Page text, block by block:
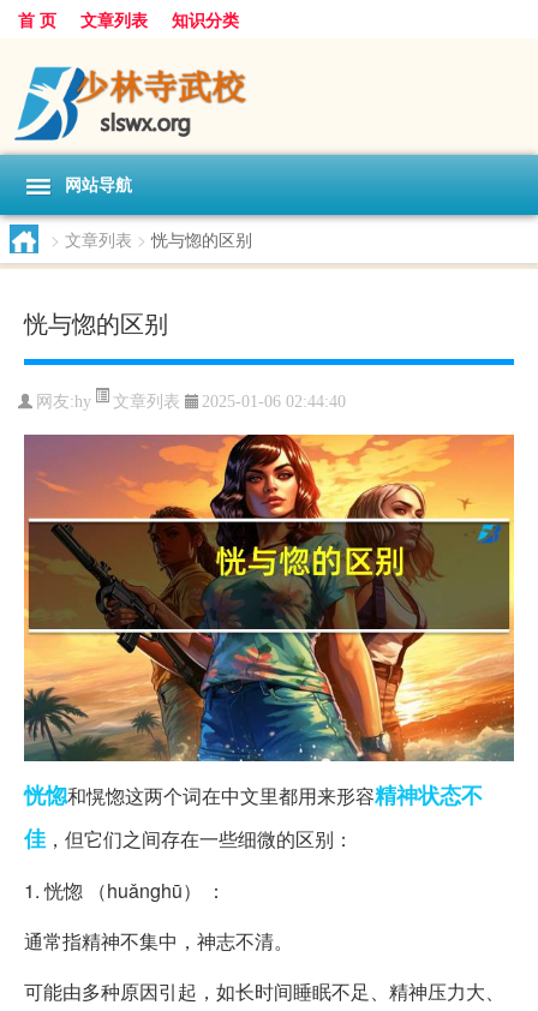
首 页 文章列表 知识分类
网站导航
> 文章列表 > 恍与惚的区别
恍与惚的区别
网友:hy 文章列表 2025-01-06 02:44:40
恍惚和愰惚这两个词在中文里都用来形容精神状态不
佳 ，但它们之间存在一些细微的区别：
1. 恍惚 （huǎnghū） ：
通常指精神不集中，神志不清。
可能由多种原因引起，如长时间睡眠不足、精神压力大、